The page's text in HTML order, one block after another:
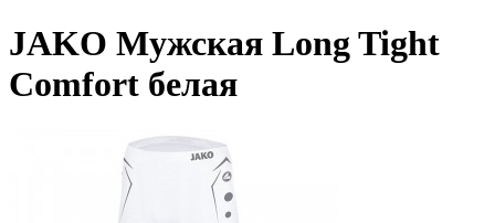
JAKO Мужская Long Tight
Comfort белая